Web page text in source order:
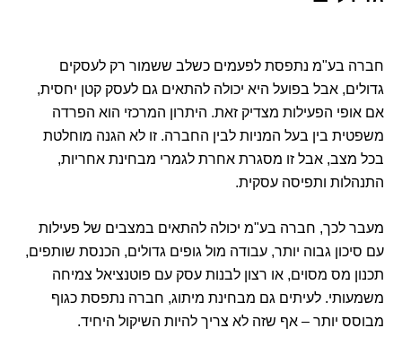
חברה בע"מ נתפסת לפעמים כשלב ששמור רק לעסקים
גדולים, אבל בפועל היא יכולה להתאים גם לעסק קטן יחסית,
אם אופי הפעילות מצדיק זאת. היתרון המרכזי הוא הפרדה
משפטית בין בעל המניות לבין החברה. זו לא הגנה מוחלטת
בכל מצב, אבל זו מסגרת אחרת לגמרי מבחינת אחריות,
התנהלות ותפיסה עסקית.
מעבר לכך, חברה בע"מ יכולה להתאים במצבים של פעילות
עם סיכון גבוה יותר, עבודה מול גופים גדולים, הכנסת שותפים,
תכנון מס מסוים, או רצון לבנות עסק עם פוטנציאל צמיחה
משמעותי. לעיתים גם מבחינת מיתוג, חברה נתפסת כגוף
מבוסס יותר – אף שזה לא צריך להיות השיקול היחיד.